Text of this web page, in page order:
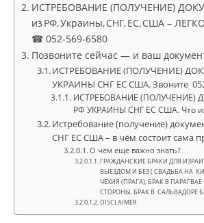
ИСТРЕБОВАНИЕ (ПОЛУЧЕНИЕ)
из РФ, Украины, СНГ, ЕС, США –
☎ 052‑569‑6580
Позвоните сейчас — и ваш
ИСТРЕБОВАНИЕ (ПОЛУЧЕНИЕ)
УКРАИНЫ СНГ ЕС США. Звоните
ИСТРЕБОВАНИЕ (ПОЛУЧЕНИЕ)
РФ УКРАИНЫ СНГ ЕС США. Что
Истребование (получение)
СНГ ЕС США – в чём состоит сама
О чем еще важно знать?
ГРАЖДАНСКИЕ БРАКИ ДЛЯ
ВЫЕЗДОМ И БЕЗ ( СВАДЬБА НА
ЧЕХИЯ (ПРАГА), БРАК В
СТОРОНЫ, БРАК В САЛЬВАДОРЕ
DISCLAIMER